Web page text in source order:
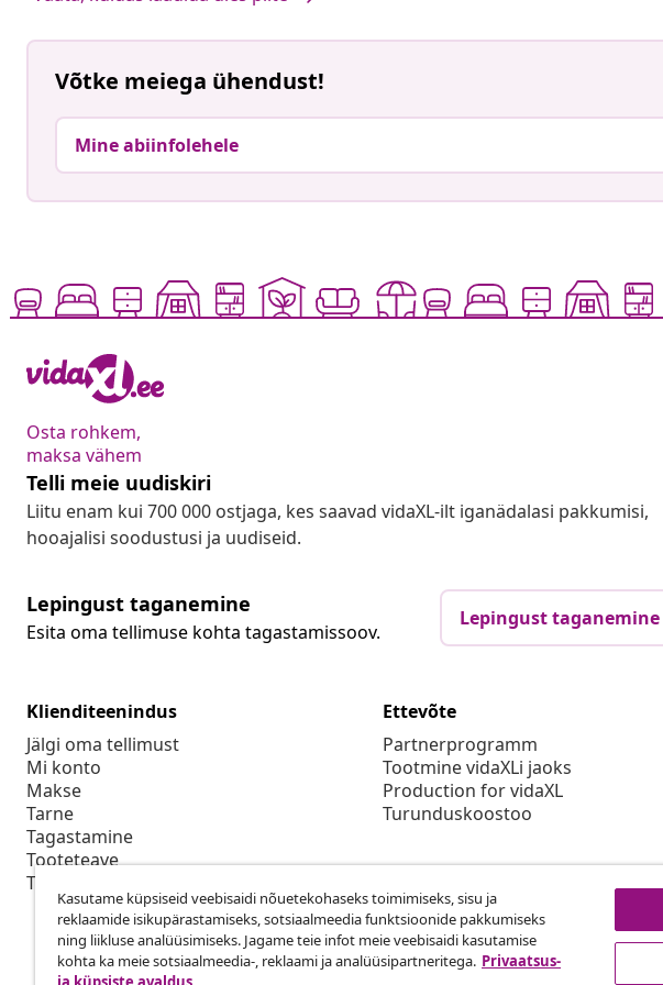
Võtke meiega ühendust!
Mine abiinfolehele
Osta rohkem,
maksa vähem
Telli meie uudiskiri
Liitu enam kui 700 000 ostjaga, kes saavad vidaXL-ilt iganädalasi pakkumisi,
hooajalisi soodustusi ja uudiseid.
Lepingust taganemine
Esita oma tellimuse kohta tagastamissoov.
Lepingust taganemine
Klienditeenindus
Jälgi oma tellimust
Mi konto
Makse
Tarne
Tagastamine
Tooteteave
Tellimus
Ettevõte
Partnerprogramm
Tootmine vidaXLi jaoks
Production for vidaXL
Turunduskoostoo
Kasutame küpsiseid veebisaidi nõuetekohaseks toimimiseks, sisu ja
reklaamide isikupärastamiseks, sotsiaalmeedia funktsioonide pakkumiseks
ning liikluse analüüsimiseks. Jagame teie infot meie veebisaidi kasutamise
kohta ka meie sotsiaalmeedia-, reklaami ja analüüsipartneritega. Privaatsus-